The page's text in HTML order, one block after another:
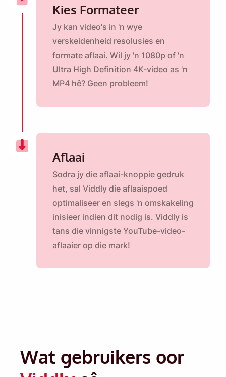
Kies Formateer
Jy kan video's in 'n wye
verskeidenheid resolusies en
formate aflaai. Wil jy 'n 1080p of 'n
Ultra High Definition 4K-video as 'n
MP4 hê? Geen probleem!
Aflaai
Sodra jy die aflaai-knoppie gedruk
het, sal Viddly die aflaaispoed
optimaliseer en slegs 'n omskakeling
inisieer indien dit nodig is. Viddly is
tans die vinnigste YouTube-video-
aflaaier op die mark!
Wat gebruikers oor
Stuur vir jouself 'n herinnering om Viddly af te
laai wanneer jy terug is op MacOS of Windows